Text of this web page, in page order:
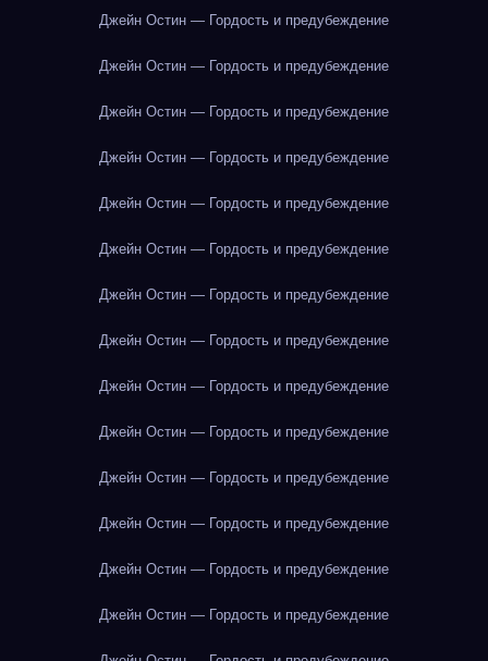
Джейн Остин — Гордость и предубеждение
Джейн Остин — Гордость и предубеждение
Джейн Остин — Гордость и предубеждение
Джейн Остин — Гордость и предубеждение
Джейн Остин — Гордость и предубеждение
Джейн Остин — Гордость и предубеждение
Джейн Остин — Гордость и предубеждение
Джейн Остин — Гордость и предубеждение
Джейн Остин — Гордость и предубеждение
Джейн Остин — Гордость и предубеждение
Джейн Остин — Гордость и предубеждение
Джейн Остин — Гордость и предубеждение
Джейн Остин — Гордость и предубеждение
Джейн Остин — Гордость и предубеждение